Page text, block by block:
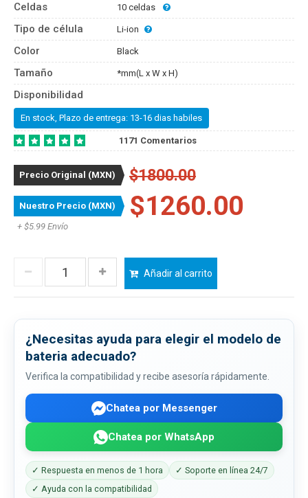
Celdas 10 celdas
Tipo de célula Li-ion
Color Black
Tamaño *mm(L x W x H)
Disponibilidad
En stock, Plazo de entrega: 13-16 dias habiles
1171 Comentarios
Precio Original (MXN) $1800.00
Nuestro Precio (MXN) $1260.00
+ $5.99 Envío
Añadir al carrito
¿Necesitas ayuda para elegir el modelo de
bateria adecuado?
Verifica la compatibilidad y recibe asesoría rápidamente.
Chatea por Messenger
Chatea por WhatsApp
✓ Respuesta en menos de 1 hora
✓ Soporte en línea 24/7
✓ Ayuda con la compatibilidad